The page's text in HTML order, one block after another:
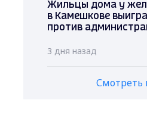
Жильцы дома у
в Камешкове
против
3 дня назад
Смотреть